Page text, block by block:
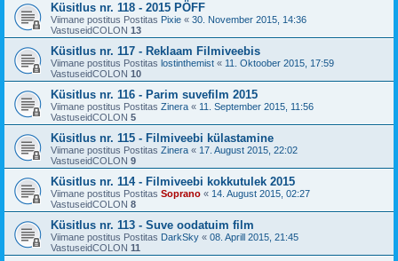
Küsitlus nr. 118 - 2015 PÖFF
Viimane postitus Postitas Pixie « 30. November 2015, 14:36
VastuseidCOLON 13
Küsitlus nr. 117 - Reklaam Filmiveebis
Viimane postitus Postitas lostinthemist « 11. Oktoober 2015, 17:59
VastuseidCOLON 10
Küsitlus nr. 116 - Parim suvefilm 2015
Viimane postitus Postitas Zinera « 11. September 2015, 11:56
VastuseidCOLON 5
Küsitlus nr. 115 - Filmiveebi külastamine
Viimane postitus Postitas Zinera « 17. August 2015, 22:02
VastuseidCOLON 9
Küsitlus nr. 114 - Filmiveebi kokkutulek 2015
Viimane postitus Postitas Soprano « 14. August 2015, 02:27
VastuseidCOLON 8
Küsitlus nr. 113 - Suve oodatuim film
Viimane postitus Postitas DarkSky « 08. Aprill 2015, 21:45
VastuseidCOLON 11